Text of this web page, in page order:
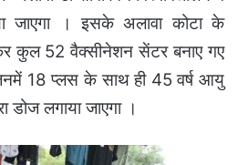
जाएगा । इसके अलावा कोटा के
कुल 52 वैक्सीनेशन सेंटर बनाए गए
18 प्लस के साथ ही 45 वर्ष आयु
डोज लगाया जाएगा ।